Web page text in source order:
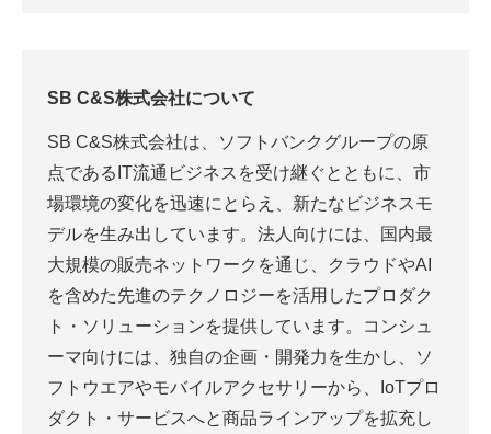
SB C&S株式会社について
SB C&S株式会社は、ソフトバンクグループの原
点であるIT流通ビジネスを受け継ぐとともに、市
場環境の変化を迅速にとらえ、新たなビジネスモ
デルを生み出しています。法人向けには、国内最
大規模の販売ネットワークを通じ、クラウドやAI
を含めた先進のテクノロジーを活用したプロダク
ト・ソリューションを提供しています。コンシュ
ーマ向けには、独自の企画・開発力を生かし、ソ
フトウエアやモバイルアクセサリーから、IoTプロ
ダクト・サービスへと商品ラインアップを拡充し